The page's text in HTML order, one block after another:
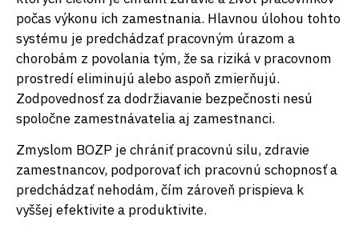
počas výkonu ich zamestnania. Hlavnou úlohou tohto
systému je predchádzať pracovným úrazom a
chorobám z povolania tým, že sa riziká v pracovnom
prostredí eliminujú alebo aspoň zmierňujú.
Zodpovednosť za dodržiavanie bezpečnosti nesú
spoločne zamestnávatelia aj zamestnanci.
Zmyslom BOZP je chrániť pracovnú silu, zdravie
zamestnancov, podporovať ich pracovnú schopnosť a
predchádzať nehodám, čím zároveň prispieva k
vyššej efektivite a produktivite.